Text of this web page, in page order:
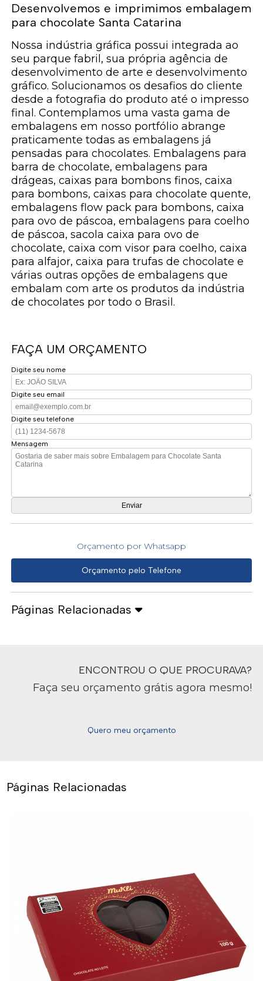
Desenvolvemos e imprimimos embalagem
para chocolate Santa Catarina
Nossa indústria gráfica possui integrada ao
seu parque fabril, sua própria agência de
desenvolvimento de arte e desenvolvimento
gráfico. Solucionamos os desafios do cliente
desde a fotografia do produto até o impresso
final. Contemplamos uma vasta gama de
embalagens em nosso portfólio abrange
praticamente todas as embalagens já
pensadas para chocolates. Embalagens para
barra de chocolate, embalagens para
drágeas, caixas para bombons finos, caixa
para bombons, caixas para chocolate quente,
embalagens flow pack para bombons, caixa
para ovo de páscoa, embalagens para coelho
de páscoa, sacola caixa para ovo de
chocolate, caixa com visor para coelho, caixa
para alfajor, caixa para trufas de chocolate e
várias outras opções de embalagens que
embalam com arte os produtos da indústria
de chocolates por todo o Brasil.
FAÇA UM ORÇAMENTO
Digite seu nome
Digite seu email
Digite seu telefone
Mensagem
Orçamento por Whatsapp
Orçamento pelo Telefone
Páginas Relacionadas
ENCONTROU O QUE PROCURAVA?
Faça seu orçamento grátis agora mesmo!
Quero meu orçamento
Páginas Relacionadas